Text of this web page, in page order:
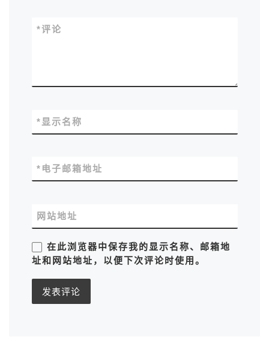
评论
*
显示名称
*
电子邮箱地址
*
网站地址
在此浏览器中保存我的显示名称、邮箱地
址和网站地址，以便下次评论时使用。